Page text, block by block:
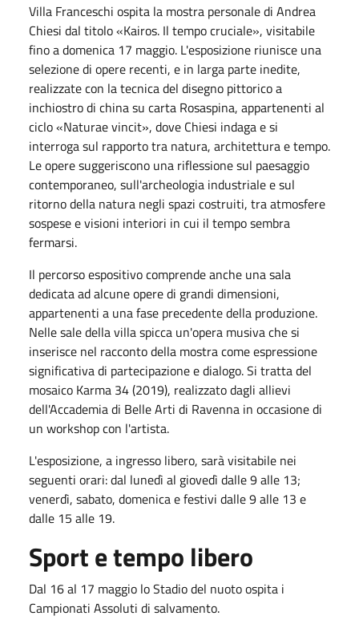
Villa Franceschi ospita la mostra personale di Andrea
Chiesi dal titolo «Kairos. Il tempo cruciale», visitabile
fino adomenica 17 maggio. L'esposizione riunisce una
selezione di opere recenti, e in larga parte inedite,
realizzate con la tecnica del disegno pittorico a
inchiostro di china su carta Rosaspina, appartenenti al
ciclo «Naturae vincit», dove Chiesi indaga e si
interroga sul rapporto tra natura, architettura e tempo.
Le opere suggeriscono una riflessione sul paesaggio
contemporaneo, sull'archeologia industriale e sul
ritorno della natura negli spazi costruiti, tra atmosfere
sospese e visioni interiori in cui il tempo sembra
fermarsi.
Il percorso espositivo comprende anche una sala
dedicata ad alcune opere di grandi dimensioni,
appartenenti a una fase precedente della produzione.
Nelle sale della villa spicca un'opera musiva che si
inserisce nel racconto della mostra come espressione
significativa di partecipazione e dialogo. Si tratta del
mosaico Karma 34 (2019), realizzato dagli allievi
dell'Accademia di Belle Arti di Ravenna in occasione di
un workshop con l'artista.
L'esposizione, a ingresso libero, sarà visitabile nei
seguenti orari: dal lunedì al giovedì dalle9alle 13;
venerdì, sabato, domenica e festivi dalle9alle 13 e
dalle 15 alle 19.
Sport e tempo libero
Dal 16al 17 maggio lo Stadio del nuoto ospita i
Campionati Assoluti di salvamento.